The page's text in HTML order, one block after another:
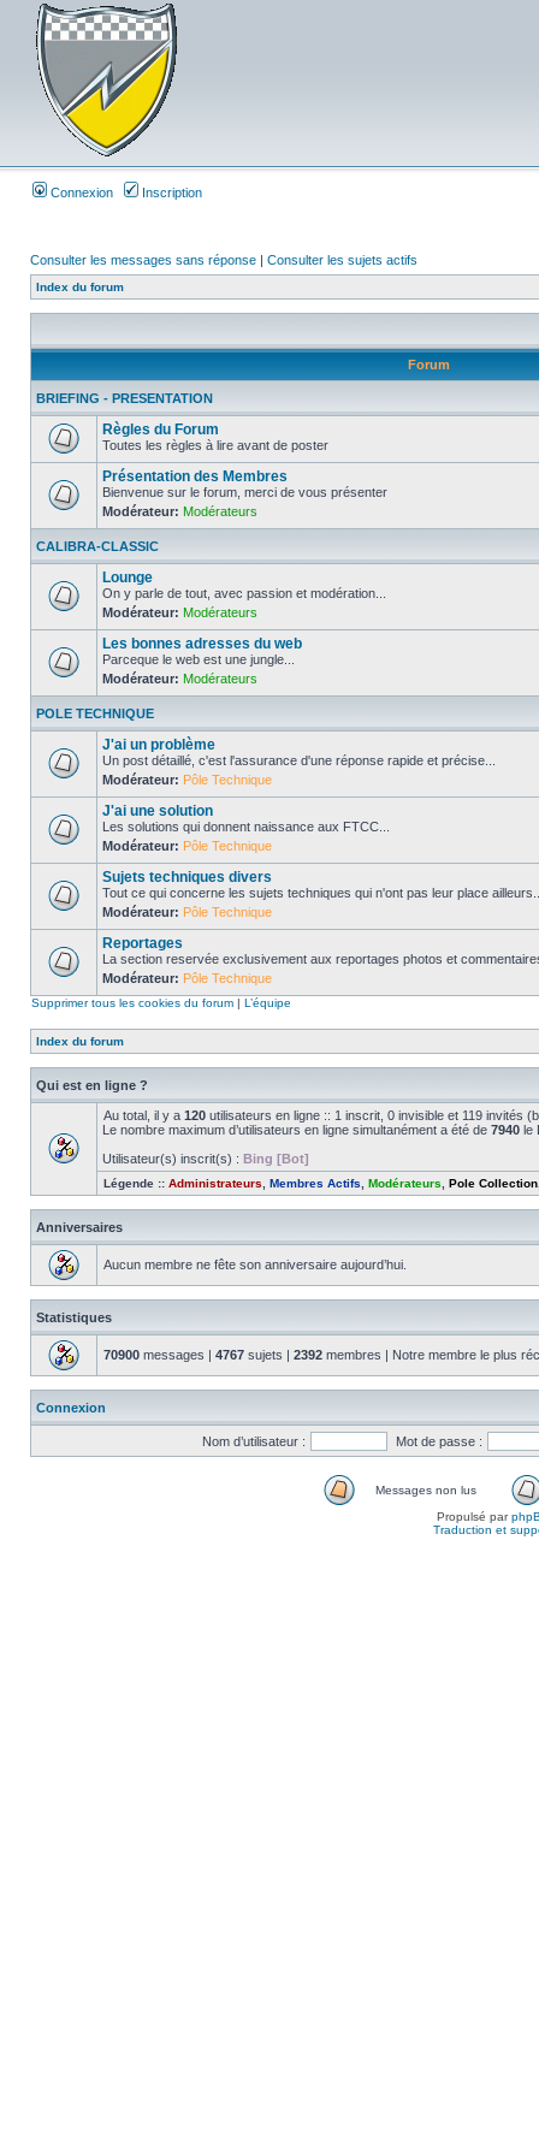
Connexion Inscription
Consulter les messages sans réponse | Consulter les sujets actifs
Index du forum
Forum
BRIEFING - PRESENTATION
Règles du Forum
Toutes les règles à lire avant de poster
Présentation des Membres
Bienvenue sur le forum, merci de vous présenter
Modérateur: Modérateurs
CALIBRA-CLASSIC
Lounge
On y parle de tout, avec passion et modération...
Modérateur: Modérateurs
Les bonnes adresses du web
Parceque le web est une jungle...
Modérateur: Modérateurs
POLE TECHNIQUE
J'ai un problème
Un post détaillé, c'est l'assurance d'une réponse rapide et précise...
Modérateur: Pôle Technique
J'ai une solution
Les solutions qui donnent naissance aux FTCC...
Modérateur: Pôle Technique
Sujets techniques divers
Tout ce qui concerne les sujets techniques qui n'ont pas leur place
Modérateur: Pôle Technique
Reportages
La section reservée exclusivement aux reportages photos et
Modérateur: Pôle Technique
Supprimer tous les cookies du forum | L’équipe
Index du forum
Qui est en ligne ?
Au total, il y a 120 utilisateurs en ligne :: 1 inscrit, 0 invisible et 119 invités
Le nombre maximum d’utilisateurs en ligne simultanément a été de 7940 le
Utilisateur(s) inscrit(s) : Bing [Bot]
Légende :: Administrateurs Membres Actifs Modérateurs Pole Collection
Anniversaires
Aucun membre ne fête son anniversaire aujourd’hui.
Statistiques
70900 messages | 4767 sujets | 2392 membres | Notre membre le plus
Connexion
Nom d’utilisateur : Mot de passe :
Messages non lus
Propulsé par
Traduction et